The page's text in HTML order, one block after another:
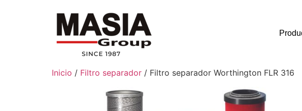
Inicio / Filtro separador / Filtro separador Worthington FLR 316